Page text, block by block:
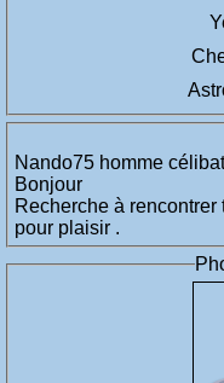
Nando75 homme
Bonjour
Recherche à
pour plaisir .